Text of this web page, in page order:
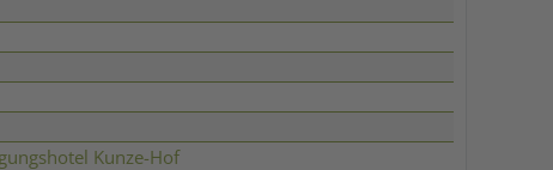
Kunze-Hof